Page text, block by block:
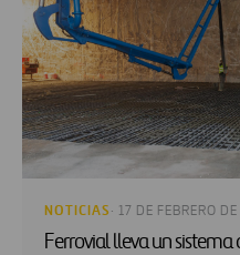
NOTICIAS · 17 DE FEBRERO
Ferrovial lleva un sistema